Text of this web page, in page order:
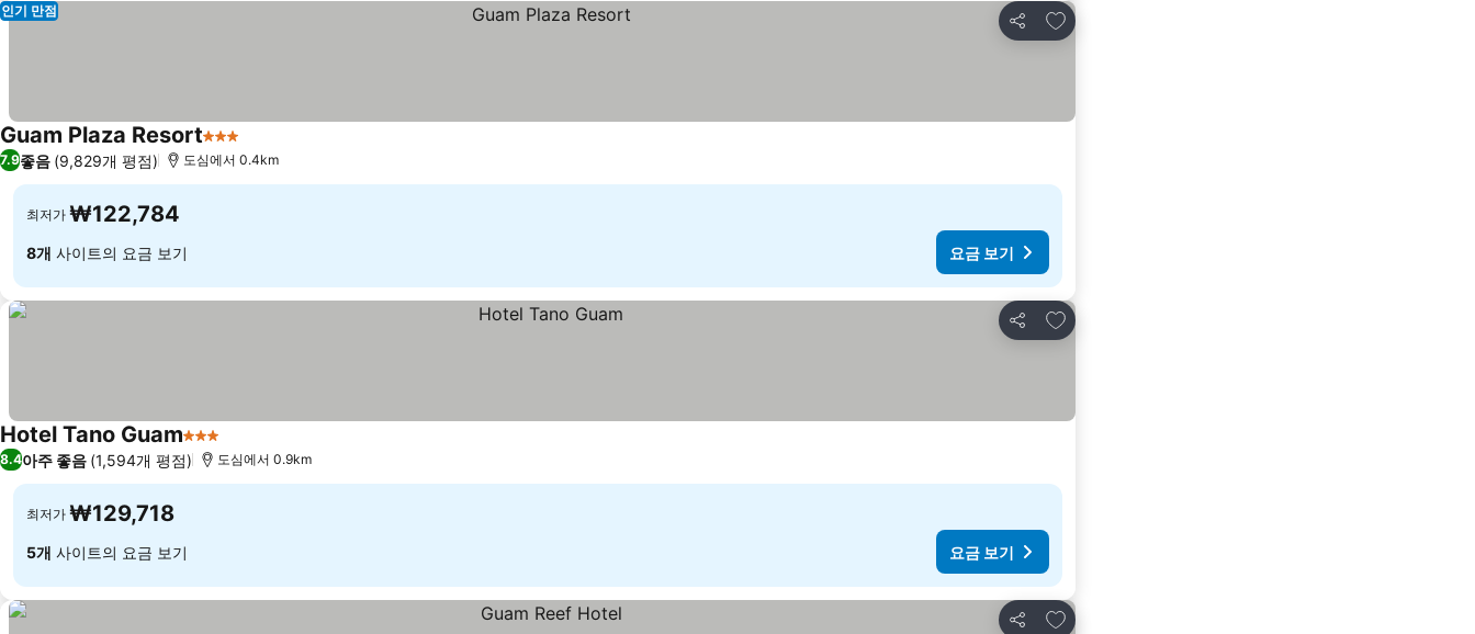
공유
즐겨찾기에 추가
인기 만점
Guam Plaza Resort3 성급
7.9좋음 (9,829개 평점) 도심에서 0.4km
최저가 ₩122,784
8개 사이트의 요금 보기 요금 보기
공유
즐겨찾기에 추가
Hotel Tano Guam3 성급
8.4아주 좋음 (1,594개 평점) 도심에서 0.9km
최저가 ₩129,718
5개 사이트의 요금 보기 요금 보기
공유
즐겨찾기에 추가